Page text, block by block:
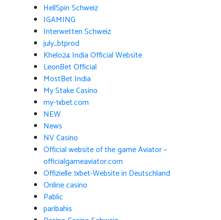
HellSpin Schweiz
IGAMING
Interwetten Schweiz
july_btprod
Khelo24 India Official Website
LeonBet Official
MostBet India
My Stake Casino
my-1xbet.com
NEW
News
NV Casino
Official website of the game Aviator –
officialgameaviator.com
Offizielle 1xbet-Website in Deutschland
Online casino
Pablic
paribahis